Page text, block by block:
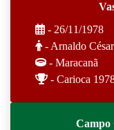
- 26/11/1978
- Arnaldo
- Maracanã
- Carioca
Campo